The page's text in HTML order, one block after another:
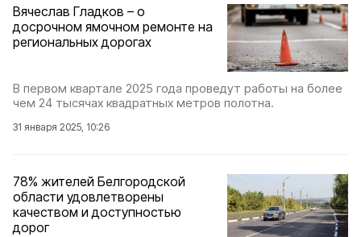
Вячеслав Гладков – о
досрочном ямочном ремонте на
региональных дорогах
В первом квартале 2025 года проведут работы на более
чем 24 тысячах квадратных метров полотна.
31 января 2025, 10:26
78% жителей Белгородской
области удовлетворены
качеством и доступностью
дорог